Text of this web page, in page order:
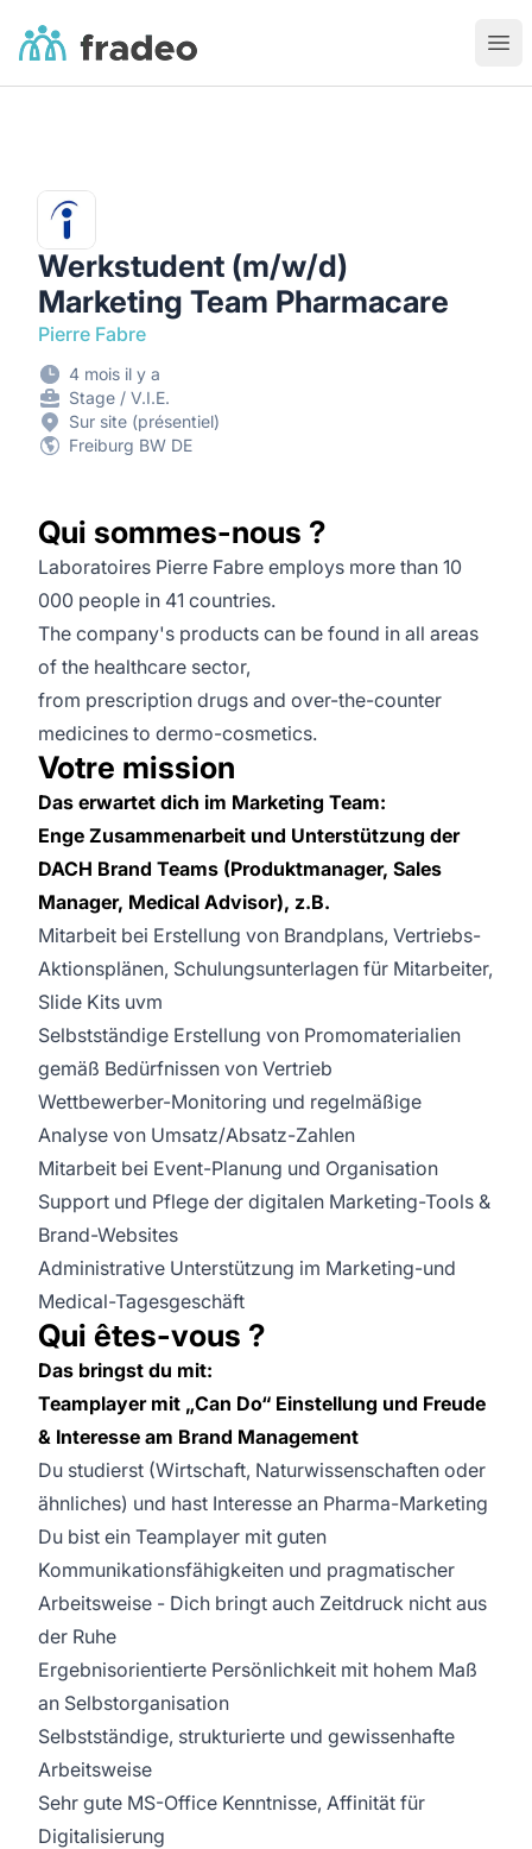
Fradeo
Werkstudent (m/w/d)
Marketing Team Pharmacare
Pierre Fabre
4 mois il y a
Stage / V.I.E.
Sur site (présentiel)
Freiburg BW DE
Qui sommes-nous ?
Laboratoires Pierre Fabre employs more than 10
000 people in 41 countries.
The company's products can be found in all areas
of the healthcare sector,
from prescription drugs and over-the-counter
medicines to dermo-cosmetics.
Votre mission
Das erwartet dich im Marketing Team:
Enge Zusammenarbeit und Unterstützung der
DACH Brand Teams (Produktmanager, Sales
Manager, Medical Advisor), z.B.
Mitarbeit bei Erstellung von Brandplans, Vertriebs-
Aktionsplänen, Schulungsunterlagen für Mitarbeiter,
Slide Kits uvm
Selbstständige Erstellung von Promomaterialien
gemäß Bedürfnissen von Vertrieb
Wettbewerber-Monitoring und regelmäßige
Analyse von Umsatz/Absatz-Zahlen
Mitarbeit bei Event-Planung und Organisation
Support und Pflege der digitalen Marketing-Tools &
Brand-Websites
Administrative Unterstützung im Marketing-und
Medical-Tagesgeschäft
Qui êtes-vous ?
Das bringst du mit:
Teamplayer mit „Can Do“ Einstellung und Freude
& Interesse am Brand Management
Du studierst (Wirtschaft, Naturwissenschaften oder
ähnliches) und hast Interesse an Pharma-Marketing
Du bist ein Teamplayer mit guten
Kommunikationsfähigkeiten und pragmatischer
Arbeitsweise - Dich bringt auch Zeitdruck nicht aus
der Ruhe
Ergebnisorientierte Persönlichkeit mit hohem Maß
an Selbstorganisation
Selbstständige, strukturierte und gewissenhafte
Arbeitsweise
Sehr gute MS-Office Kenntnisse, Affinität für
Digitalisierung